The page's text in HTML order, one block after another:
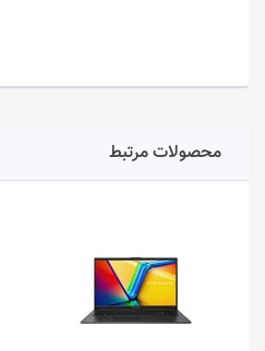
محصولات مرتبط